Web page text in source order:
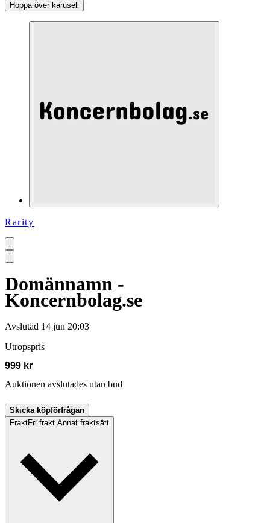
Hoppa över karusell
Rarity
Domännamn -
Koncernbolag.se
Avslutad 14 jun 20:03
Utropspris
999 kr
Auktionen avslutades utan bud
Skicka köpförfrågan
FraktFri frakt Annat fraktsätt